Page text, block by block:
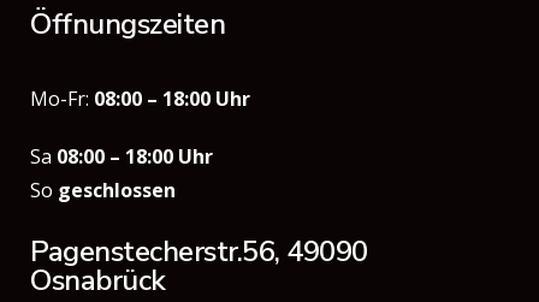
Öffnungszeiten
Mo-Fr: 08:00 – 18:00 Uhr
Sa 08:00 – 18:00 Uhr
So geschlossen
Pagenstecherstr.56, 49090
Osnabrück